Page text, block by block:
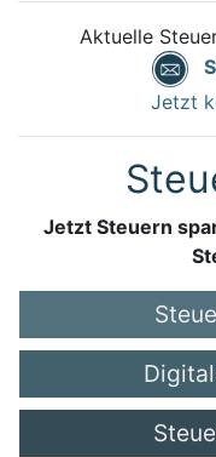
Aktuelle
Jetzt
Jetzt Steuern